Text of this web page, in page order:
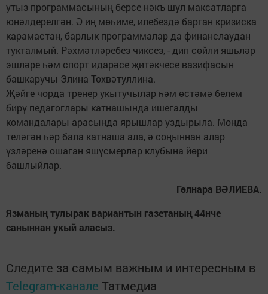
утыз программасының берсе нәкъ шул максатларга
юнәлдерелгән. Ә иң мөһиме, илебездә барган кризиска
карамастан, барлык программалар да финанслаудан
тукталмый. Рәхмәтләребез чиксез, - дип сөйли яшьләр
эшләре һәм спорт идарәсе җитәкчесе вазифасын
башкаручы Элина Төхвәтуллина.
Җәйге чорда тренер укытучылар һәм өстәмә белем
бирү педагоглары катнашында ишегалды
командалары арасында ярышлар уздырыла. Монда
теләгән һәр бала катнаша ала, ә соңыннан алар
үзләренә ошаган яшүсмерләр клубына йөри
башлыйлар.
Гөлнара ВӘЛИЕВА.
Язманың тулырак вариантын газетаның 44нче
саныннан укый аласыз.
Следите за самым важным и интересным в
Telegram-канале Татмедиа